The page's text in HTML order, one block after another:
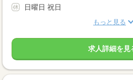
日曜日 祝日
もっと見る
求人詳細を見